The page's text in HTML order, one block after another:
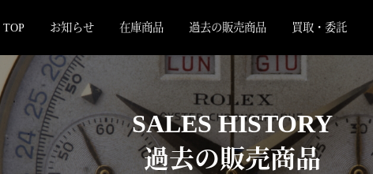
TOP お知らせ 在庫商品 過去の販売商品 買取・委託
SALES HISTORY
過去の販売商品